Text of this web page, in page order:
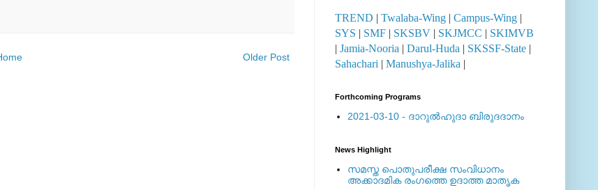
Older Post
TREND | Twalaba-Wing | Campus-Wing |
SYS | SMF | SKSBV | SKJMCC | SKIMVB
| Jamia-Nooria | Darul-Huda | SKSSF-State |
Sahachari | Manushya-Jalika |
Forthcoming Programs
2021-03-10 - ദാറുല്‍ഹുദാ ബിരുദദാനം
News Highlight
സമസ്ത പൊതുപരീക്ഷ സംവിധാനം
അക്കാദമിക രംഗത്തെ ഉദാത്ത മാതൃക